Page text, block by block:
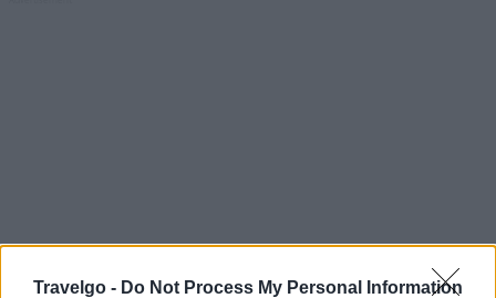
Travelgo - Do Not Process My Personal Information